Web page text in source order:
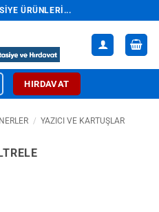
ÜRÜNLERI...
HIRDAVAT
/ YAZICI VE KARTUŞLAR